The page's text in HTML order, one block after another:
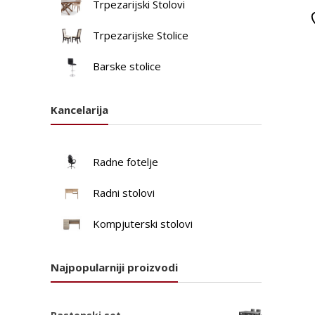
Trpezarijski Stolovi
Trpezarijske Stolice
Barske stolice
Kancelarija
Radne fotelje
Radni stolovi
Kompjuterski stolovi
Najpopularniji proizvodi